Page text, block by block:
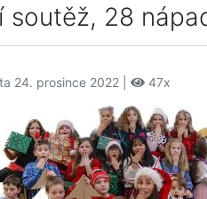
28
24. prosince 2022 | 47x